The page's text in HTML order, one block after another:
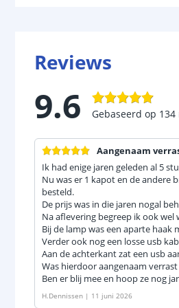
Reviews
9.6 Gebaseerd op 134
Aangenaam
Ik had enige jaren geleden al 5
Nu was er 1 kapot en de andere
besteld.
De prijs was in die jaren nogal
Na aflevering begreep ik ook wel
Bij de lamp was een aparte haak
Verder ook nog een losse usb
Aan de achterkant zat een usb
Was hierdoor aangenaam
Ben er blij mee en hoop ze nog
H.Dennissen | 11 juni 2026